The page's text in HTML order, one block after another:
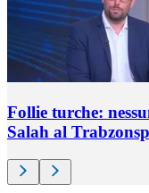
Follie turche:
Salah al